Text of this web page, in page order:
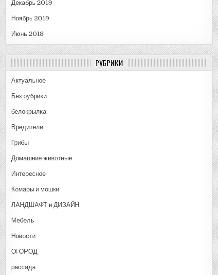
Декабрь 2019
Ноябрь 2019
Июнь 2018
РУБРИКИ
Актуальное
Без рубрики
белокрылка
Вредители
Грибы
Домашние животные
Интересное
Комары и мошки
ЛАНДШАФТ и ДИЗАЙН
Мебель
Новости
ОГОРОД
рассада